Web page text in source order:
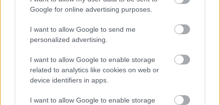
Google for online advertising purposes.
I want to allow Google to send me
personalized advertising.
I want to allow Google to enable storage
related to analytics like cookies on web or
device identifiers in apps.
I want to allow Google to enable storage